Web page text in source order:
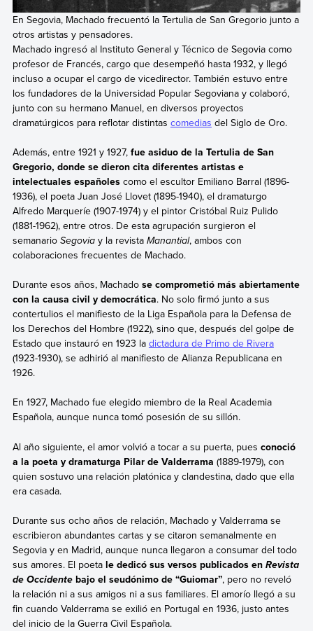
En Segovia, Machado frecuentó la Tertulia de San Gregorio junto a
otros artistas y pensadores.
Machado ingresó al Instituto General y Técnico de Segovia como
profesor de Francés, cargo que desempeñó hasta 1932, y llegó
incluso a ocupar el cargo de vicedirector. También estuvo entre
los fundadores de la Universidad Popular Segoviana y colaboró,
junto con su hermano Manuel, en diversos proyectos
dramatúrgicos para reflotar distintas comedias del Siglo de Oro.
Además, entre 1921 y 1927, fue asiduo de la Tertulia de San
Gregorio, donde se dieron cita diferentes artistas e
intelectuales españoles como el escultor Emiliano Barral (1896-
1936), el poeta Juan José Llovet (1895-1940), el dramaturgo
Alfredo Marqueríe (1907-1974) y el pintor Cristóbal Ruiz Pulido
(1881-1962), entre otros. De esta agrupación surgieron el
semanario Segoviay la revista Manantial, ambos con
colaboraciones frecuentes de Machado.
Durante esos años, Machado se comprometió más abiertamente
con la causa civil y democrática. No solo firmó junto a sus
contertulios el manifiesto de la Liga Española para la Defensa de
los Derechos del Hombre (1922), sino que, después del golpe de
Estado que instauró en 1923 la dictadura de Primo de Rivera
(1923-1930), se adhirió al manifiesto de Alianza Republicana en
1926.
En 1927, Machado fue elegido miembro de la Real Academia
Española, aunque nunca tomó posesión de su sillón.
Al año siguiente, el amor volvió a tocar a su puerta, pues conoció
a la poeta y dramaturga Pilar de Valderrama (1889-1979), con
quien sostuvo una relación platónica y clandestina, dado que ella
era casada.
Durante sus ocho años de relación, Machado y Valderrama se
escribieron abundantes cartas y se citaron semanalmente en
Segovia y en Madrid, aunque nunca llegaron a consumar del todo
sus amores. El poeta le dedicó sus versos publicados en Revista
de Occidentebajo el seudónimo de “Guiomar”, pero no reveló
la relación ni a sus amigos ni a sus familiares. El amorío llegó a su
fin cuando Valderrama se exilió en Portugal en 1936, justo antes
del inicio de la Guerra Civil Española.